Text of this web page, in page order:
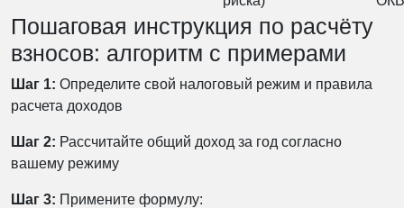
Пошаговая инструкция по расчёту
взносов: алгоритм с примерами
Шаг 1: Определите свой налоговый режим и правила
расчета доходов
Шаг 2: Рассчитайте общий доход за год согласно
вашему режиму
Шаг 3: Примените формулу: